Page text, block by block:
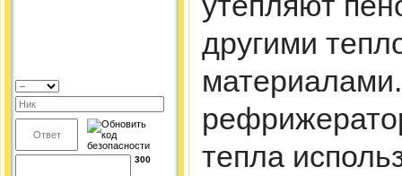
300
другими
тепла